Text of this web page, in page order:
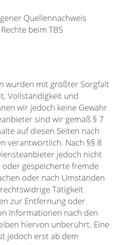
Quellennachweis
beim TBS
wurden mit größter Sorgfalt
Vollständigkeit und
wir jedoch keine Gewähr
sind wir gemäß § 7
auf diesen Seiten nach
verantwortlich. Nach §§ 8
jedoch nicht
gespeicherte fremde
oder nach Umständen
Tätigkeit
zur Entfernung oder
Informationen nach den
hiervon unberührt. Eine
jedoch erst ab dem